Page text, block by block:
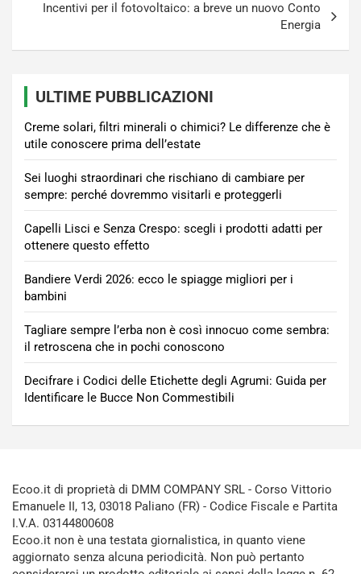
Incentivi per il fotovoltaico: a breve un nuovo Conto
Energia
ULTIME PUBBLICAZIONI
Creme solari, filtri minerali o chimici? Le differenze che è
utile conoscere prima dell’estate
Sei luoghi straordinari che rischiano di cambiare per
sempre: perché dovremmo visitarli e proteggerli
Capelli Lisci e Senza Crespo: scegli i prodotti adatti per
ottenere questo effetto
Bandiere Verdi 2026: ecco le spiagge migliori per i
bambini
Tagliare sempre l’erba non è così innocuo come sembra:
il retroscena che in pochi conoscono
Decifrare i Codici delle Etichette degli Agrumi: Guida per
Identificare le Bucce Non Commestibili
Ecoo.it di proprietà di DMM COMPANY SRL - Corso Vittorio
Emanuele II, 13, 03018 Paliano (FR) - Codice Fiscale e Partita
I.V.A. 03144800608
Ecoo.it non è una testata giornalistica, in quanto viene
aggiornato senza alcuna periodicità. Non può pertanto